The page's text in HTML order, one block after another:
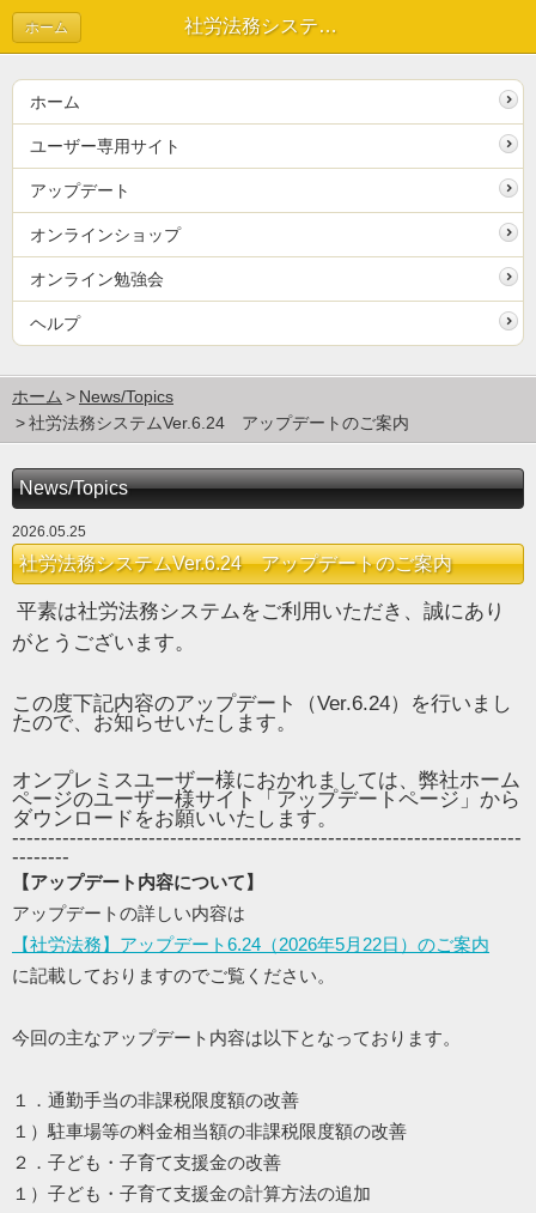
社労法務システムVer.6.24 アップデートのご案内 | News/Topics
ホーム
ホーム
ユーザー専用サイト
アップデート
オンラインショップ
オンライン勉強会
ヘルプ
ホーム
News/Topics
社労法務システムVer.6.24 アップデートのご案内
News/Topics
2026.05.25
社労法務システムVer.6.24 アップデートのご案内
平素は社労法務システムをご利用いただき、誠にあり
がとうございます。
この度下記内容のアップデート（Ver.6.24）を行いまし
たので、お知らせいたします。
オンプレミスユーザー様におかれましては、弊社ホーム
ページのユーザー様サイト「アップデートページ」から
ダウンロードをお願いいたします。
-----------------------------------------------------------------------
--------
【アップデート内容について】
アップデートの詳しい内容は
【社労法務】アップデート6.24（2026年5月22日）のご案内
に記載しておりますのでご覧ください。
今回の主なアップデート内容は以下となっております。
１．通勤手当の非課税限度額の改善
１）駐車場等の料金相当額の非課税限度額の改善
２．子ども・子育て支援金の改善
１）子ども・子育て支援金の計算方法の追加